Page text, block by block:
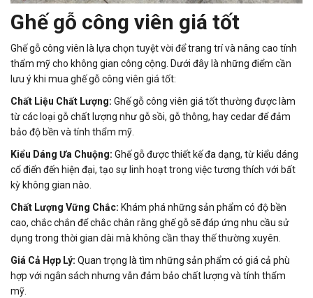
Ghế gỗ công viên giá tốt
Ghế gỗ công viên là lựa chọn tuyệt vời để trang trí và nâng cao tính
thẩm mỹ cho không gian công cộng. Dưới đây là những điểm cần
lưu ý khi mua ghế gỗ công viên giá tốt:
Chất Liệu Chất Lượng: Ghế gỗ công viên giá tốt thường được làm
từ các loại gỗ chất lượng như gỗ sồi, gỗ thông, hay cedar để đảm
bảo độ bền và tính thẩm mỹ.
Kiểu Dáng Ưa Chuộng: Ghế gỗ được thiết kế đa dạng, từ kiểu dáng
cổ điển đến hiện đại, tạo sự linh hoạt trong việc tương thích với bất
kỳ không gian nào.
Chất Lượng Vững Chắc: Khám phá những sản phẩm có độ bền
cao, chắc chắn để chắc chắn rằng ghế gỗ sẽ đáp ứng nhu cầu sử
dụng trong thời gian dài mà không cần thay thế thường xuyên.
Giá Cả Hợp Lý: Quan trọng là tìm những sản phẩm có giá cả phù
hợp với ngân sách nhưng vẫn đảm bảo chất lượng và tính thẩm
mỹ.